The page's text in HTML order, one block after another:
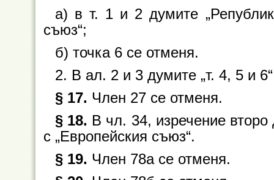
а) в т. 1 и 2 думите
съюз“;
б) точка 6 се отменя.
2. В ал. 2 и 3 думите „т. 4, 5 и
§ 17. Член 27 се отменя.
§ 18. В чл. 34, изречение
с „Европейския съюз“.
§ 19. Член 78а се отменя.